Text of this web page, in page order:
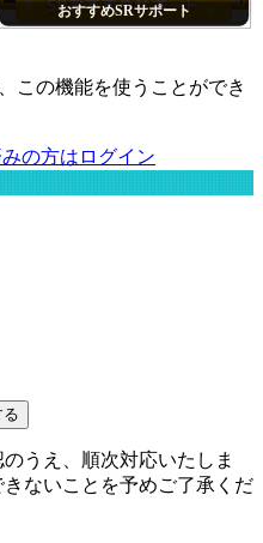
おすすめSRサポート
この機能を使うことができ
の方はログイン
うえ、順次対応いたしま
ないことを予めご了承くだ